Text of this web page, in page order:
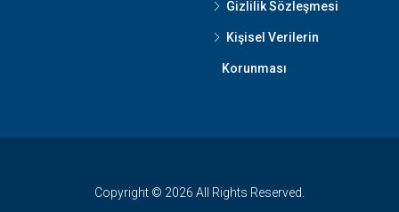
Gizlilik Sözleşmesi
Kişisel Verilerin
Korunması
Copyright © 2026 All Rights Reserved.